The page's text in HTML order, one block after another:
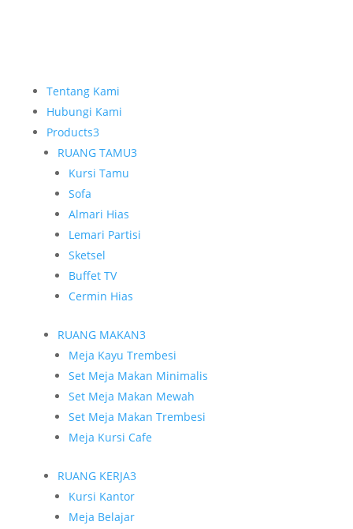
Tentang Kami
Hubungi Kami
Products3
RUANG TAMU3
Kursi Tamu
Sofa
Almari Hias
Lemari Partisi
Sketsel
Buffet TV
Cermin Hias
RUANG MAKAN3
Meja Kayu Trembesi
Set Meja Makan Minimalis
Set Meja Makan Mewah
Set Meja Makan Trembesi
Meja Kursi Cafe
RUANG KERJA3
Kursi Kantor
Meja Belajar